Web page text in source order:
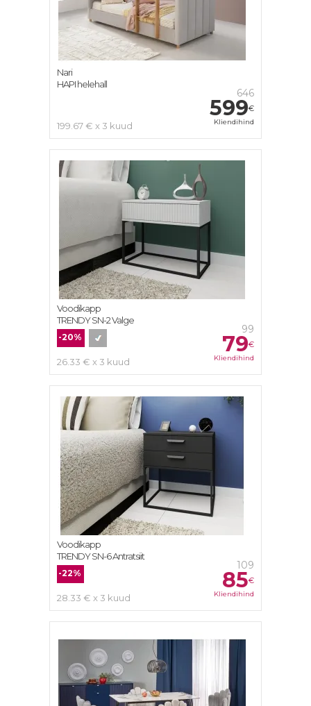
646
599€
Kliendihind
199.67 € x 3 kuud
Nari
HAPI helehall
99
79€
Kliendihind
-20%
26.33 € x 3 kuud
Voodikapp
TRENDY SN-2 Valge
109
85€
Kliendihind
-22%
28.33 € x 3 kuud
Voodikapp
TRENDY SN-6 Antratsiit